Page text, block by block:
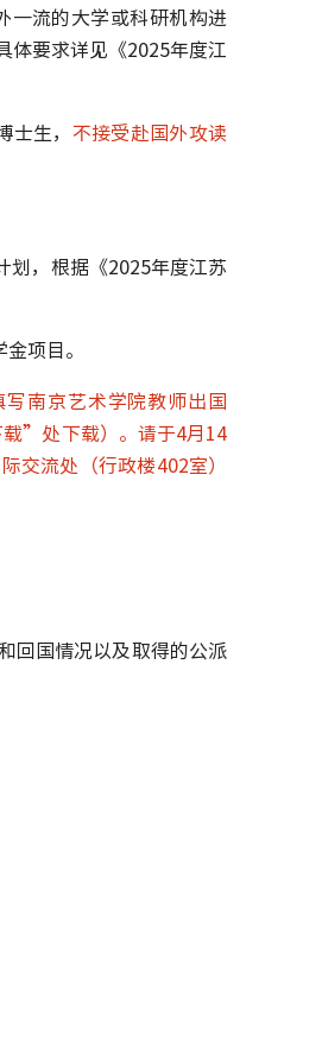
一流的大学或科研机构进
体要求详见《2025年度江
生， 不接受赴国外攻读
，根据《2025年度江苏
项目。
南京艺术学院教师出国
载”处下载）。请于4月14
交流处（行政楼402室）
回国情况以及取得的公派